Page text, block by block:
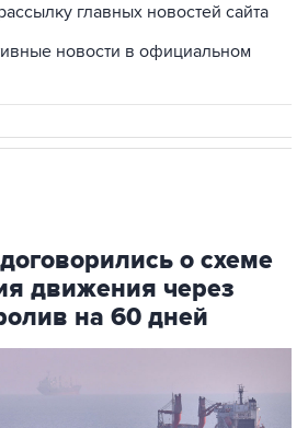
главных новостей сайта
новости в официальном
о схеме
движения через
на 60 дней